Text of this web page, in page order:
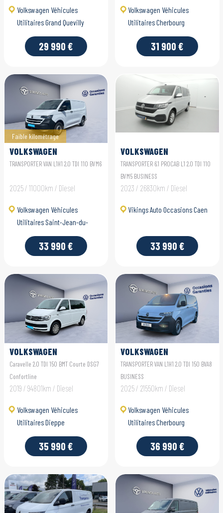
Volkswagen Véhicules
Utilitaires Grand Quevilly
29 990 €
Volkswagen Véhicules
Utilitaires Cherbourg
31 900 €
Faible kilométrage
VOLKSWAGEN
UTILITAIRES
TRANSPORTER VAN L1H1 2.0 TDI 110 BVM6
2025 / 11000km / Diesel
Volkswagen Véhicules
Utilitaires Saint-Jean-du-
Cardonnay
33 990 €
VOLKSWAGEN
UTILITAIRES
TRANSPORTER 6.1
PROCAB
TRANSPORTER 6.1 PROCAB L1 2.0 TDI 110
BVM5 BUSINESS
2023 / 26830km / Diesel
Vikings Auto Occasions Caen
33 990 €
VOLKSWAGEN
UTILITAIRES CARAVELLE
Caravelle 2.0 TDI 150 BMT Courte DSG7
Confortline
2019 / 94801km / Diesel
Volkswagen Véhicules
Utilitaires Dieppe
35 990 €
VOLKSWAGEN
UTILITAIRES
TRANSPORTER VAN
TRANSPORTER VAN L1H1 2.0 TDI 150 BVA8
BUSINESS
2025 / 21550km / Diesel
Volkswagen Véhicules
Utilitaires Cherbourg
36 990 €